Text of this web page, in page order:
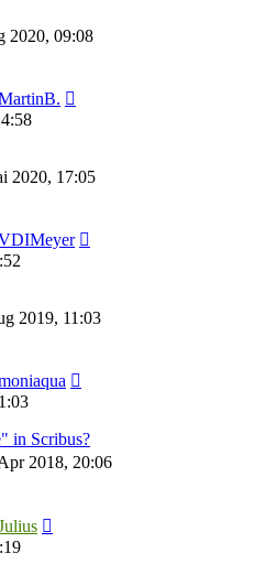
2020, 09:08
2020, 17:05
2019, 11:03
in Scribus?
2018, 20:06